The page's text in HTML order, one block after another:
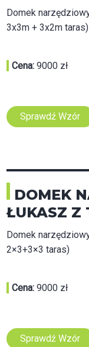
Domek
3x3m + 3x2m taras)
Cena:9000 zł
Sprawdź Wzór
DOMEK
ŁUKASZ Z
Domek
2×3+3×3 taras)
Cena:9000 zł
Sprawdź Wzór